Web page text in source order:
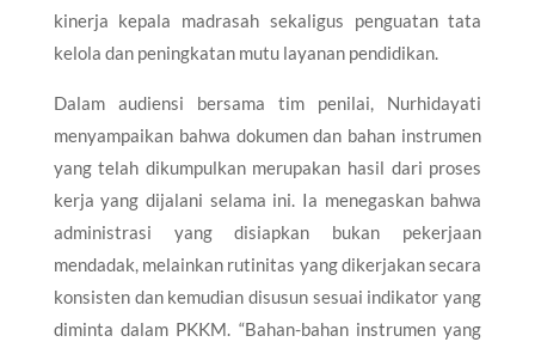
kinerja kepala madrasah sekaligus penguatan tata
kelola dan peningkatan mutu layanan pendidikan.
Dalam audiensi bersama tim penilai, Nurhidayati
menyampaikan bahwa dokumen dan bahan instrumen
yang telah dikumpulkan merupakan hasil dari proses
kerja yang dijalani selama ini. Ia menegaskan bahwa
administrasi yang disiapkan bukan pekerjaan
mendadak, melainkan rutinitas yang dikerjakan secara
konsisten dan kemudian disusun sesuai indikator yang
diminta dalam PKKM. “Bahan-bahan instrumen yang